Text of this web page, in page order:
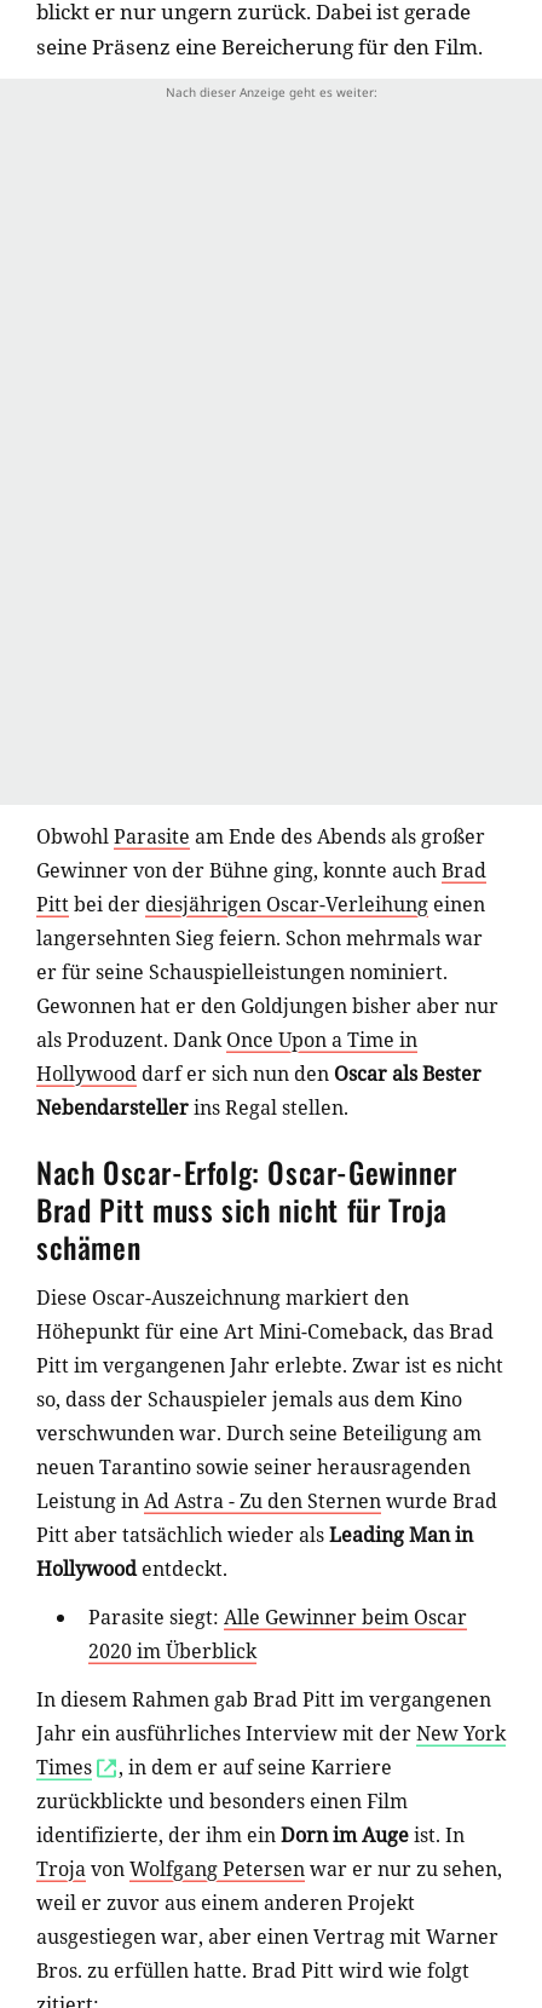
blickt er nur ungern zurück. Dabei ist gerade
seine Präsenz eine Bereicherung für den Film.
ObwohlParasite am Ende des Abends als großer
Gewinner von der Bühne ging, konnte auchBrad
Pittbei der diesjährigen Oscar-Verleihung einen
langersehnten Sieg feiern. Schon mehrmals war
er für seine Schauspielleistungen nominiert.
Gewonnen hat er den Goldjungen bisher aber nur
als Produzent. DankOnce Upon a Time in
Hollywood darf er sich nun den Oscar als Bester
Nebendarstellerins Regal stellen.
Nach Oscar-Erfolg: Oscar-Gewinner
Brad Pitt muss sich nicht für Troja
schämen
Diese Oscar-Auszeichnung markiert den
Höhepunkt für eine Art Mini-Comeback, das Brad
Pitt im vergangenen Jahr erlebte. Zwar ist es nicht
so, dass der Schauspieler jemals aus dem Kino
verschwunden war. Durch seine Beteiligung am
neuen Tarantino sowie seiner herausragenden
Leistung inAd Astra - Zu den Sternenwurde Brad
Pitt aber tatsächlich wieder alsLeading Man in
Hollywoodentdeckt.
Parasite siegt: Alle Gewinner beim Oscar
2020 im Überblick
In diesem Rahmen gab Brad Pitt im vergangenen
Jahr ein ausführliches Interview mit derNew York
Times
, in dem er auf seine Karriere
zurückblickte und besonders einen Film
identifizierte, der ihm einDorn im Augeist. In
TrojavonWolfgang Petersenwar er nur zu sehen,
weil er zuvor aus einem anderen Projekt
ausgestiegen war, aber einen Vertrag mit Warner
Bros. zu erfüllen hatte. Brad Pitt wird wie folgt